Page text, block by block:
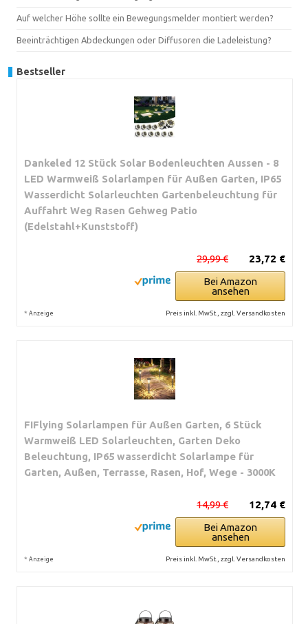
Auf welcher Höhe sollte ein Bewegungsmelder montiert werden?
Beeinträchtigen Abdeckungen oder Diffusoren die Ladeleistung?
Bestseller
Dankeled 12 Stück Solar Bodenleuchten Aussen - 8
LED Warmweiß Solarlampen für Außen Garten, IP65
Wasserdicht Solarleuchten Gartenbeleuchtung für
Auffahrt Weg Rasen Gehweg Patio
(Edelstahl+Kunststoff)
23,72 €
29,99 €
Bei Amazon
ansehen
* Anzeige Preis inkl. MwSt., zzgl. Versandkosten
FIFlying Solarlampen für Außen Garten, 6 Stück
Warmweiß LED Solarleuchten, Garten Deko
Beleuchtung, IP65 wasserdicht Solarlampe für
Garten, Außen, Terrasse, Rasen, Hof, Wege - 3000K
12,74 €
14,99 €
Bei Amazon
ansehen
* Anzeige Preis inkl. MwSt., zzgl. Versandkosten